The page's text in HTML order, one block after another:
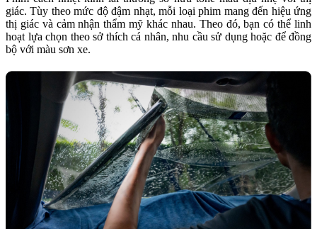
giác. Tùy theo mức độ đậm nhạt, mỗi loại phim mang đến hiệu ứng
thị giác và cảm nhận thẩm mỹ khác nhau. Theo đó, bạn có thể linh
hoạt lựa chọn theo sở thích cá nhân, nhu cầu sử dụng hoặc để đồng
bộ với màu sơn xe.